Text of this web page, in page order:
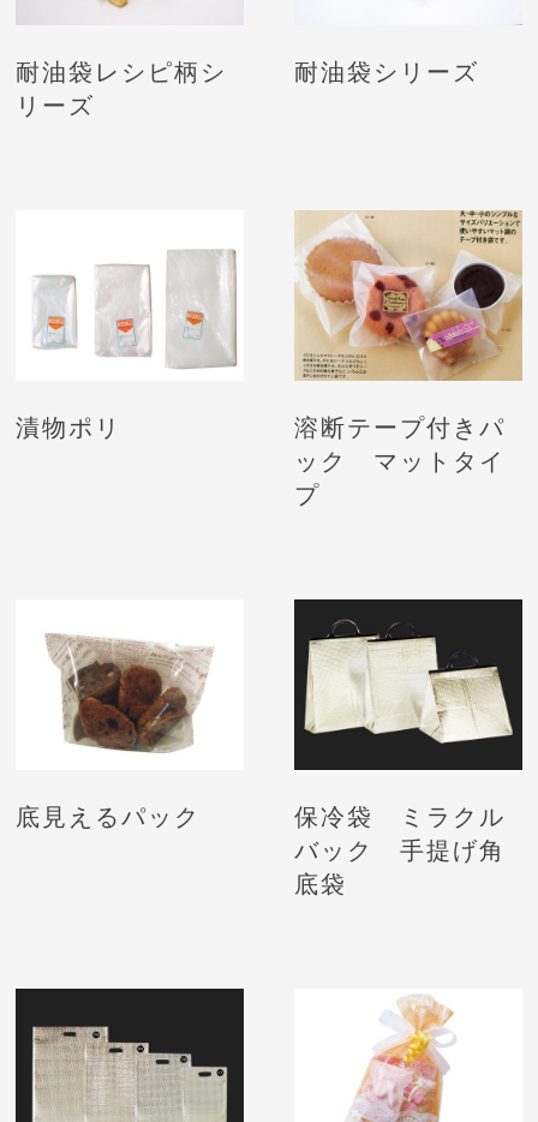
耐油袋レシピ柄シ
リーズ
耐油袋シリーズ
漬物ポリ
溶断テープ付きパ
ック マットタイ
プ
底見えるパック
保冷袋 ミラクル
バック 手提げ角
底袋